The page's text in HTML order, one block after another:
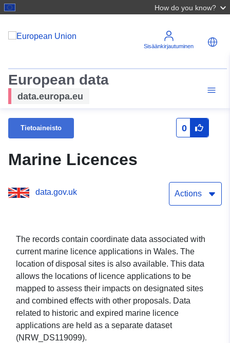
How do you know?
Sisäänkirjautuminen
European data
data.europa.eu
Tietoaineisto 0
Marine Licences
data.gov.uk Actions
The records contain coordinate data associated with
current marine licence applications in Wales. The
location of disposal sites is also available. This data
allows the locations of licence applications to be
mapped to assess their impacts on designated sites
and combined effects with other proposals. Data
related to historic and expired marine licence
applications are held as a separate dataset
(NRW_DS119099).